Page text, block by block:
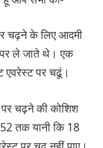
चढ़ने के लिए आदमी
ले जाते थे। एक
एवरेस्ट पर चढूं।
चढ़ने की कोशिश
तक यानी कि 18